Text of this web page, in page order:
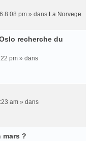
8:08 pm » dans La Norvege
recherche du
pm » dans
am » dans
mars ?